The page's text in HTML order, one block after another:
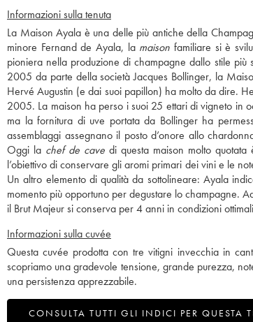
Informazioni sulla tenuta
La Maison Ayala è una delle più antiche della
minore Fernand de Ayala, la maison familiare si è
pioniera nella produzione di champagne dallo stile
2005 da parte della società Jacques Bollinger, la
Hervé Augustin (e dai suoi papillon) ha molto da dire.
2005. La maison ha perso i suoi 25 ettari di vigneto in
ma la fornitura di uve portata da Bollinger ha
assemblaggi assegnano il posto d’onore allo
Oggi la chef de cave di questa maison molto
l’obiettivo di conservare gli aromi primari dei vini e le
Un altro elemento di qualità da sottolineare: Ayala
momento più opportuno per degustare lo champagne.
il Brut Majeur si conserva per 4 anni in condizioni
Informazioni sulla cuvée
Questa cuvée prodotta con tre vitigni invecchia in
scopriamo una gradevole tensione, grande purezza,
una persistenza apprezzabile.
CONSULTA TUTTI GLI INDICI PER QUESTA